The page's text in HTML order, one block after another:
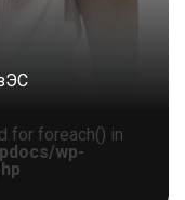
for foreach() in
wp-